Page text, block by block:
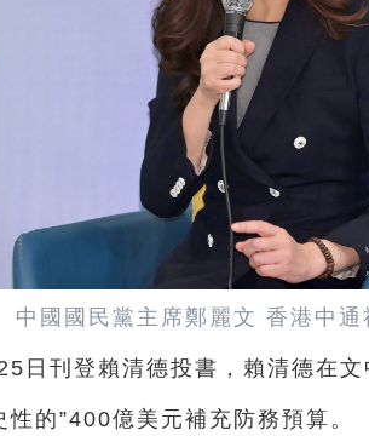
中國國民黨主席鄭麗文 香港中通
日刊登賴清德投書，賴清德在
的”400億美元補充防務預算。